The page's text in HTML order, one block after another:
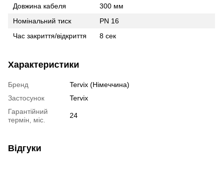
Довжина кабеля
300 мм
Номінальний тиск
PN 16
Час закриття/відкриття
8 сек
Характеристики
Бренд
Tervix (Німеччина)
Застосунок
Tervix
Гарантійний
термін, міс.
24
Відгуки